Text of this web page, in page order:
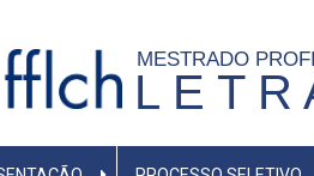
MESTRADO
L E T R